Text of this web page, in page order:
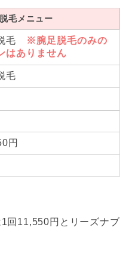
毛メニュー
毛
※腕足脱毛のみの
はありません
毛
円
回11,550円とリーズナブ